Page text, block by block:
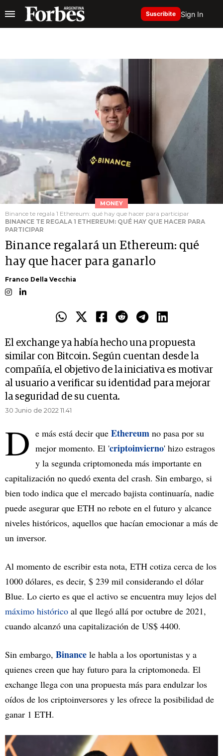
Suscribite Sign In
MONEY
Binance te regala 1 Ethereum: qué hay que hacer para participar
BINANCE TE REGALA 1 ETHEREUM: QUÉ HAY QUE HACER PARA
PARTICIPAR
Binance regalará un Ethereum: qué
hay que hacer para ganarlo
Franco Della Vecchia
El exchange ya había hecho una propuesta
similar con Bitcoin. Según cuentan desde la
compañía, el objetivo de la iniciativa es motivar
al usuario a verificar su identidad para mejorar
la seguridad de su cuenta.
30 Junio de 2022 11.41
D e más está decir que Ethereum no pasa por su
mejor momento. El 'criptoinvierno' hizo estragos
y la segunda criptomoneda más importante en
capitalización no quedó exenta del crash. Sin embargo, si
bien todo indica que el mercado bajista continuaría, nadie
puede asegurar que ETH no rebote en el futuro y alcance
niveles históricos, aquellos que hacían emocionar a más de
un inversor.
Al momento de escribir esta nota, ETH cotiza cerca de los
1000 dólares, es decir, $ 239 mil considerando el dólar
Blue. Lo cierto es que el activo se encuentra muy lejos del
máximo histórico al que llegó allá por octubre de 2021,
cuando alcanzó una capitalización de US$ 4400.
Sin embargo, Binance le habla a los oportunistas y a
quienes creen que hay futuro para la criptomoneda. El
exchange llega con una propuesta más para endulzar los
oídos de los criptoinversores y les ofrece la posibilidad de
ganar 1 ETH.